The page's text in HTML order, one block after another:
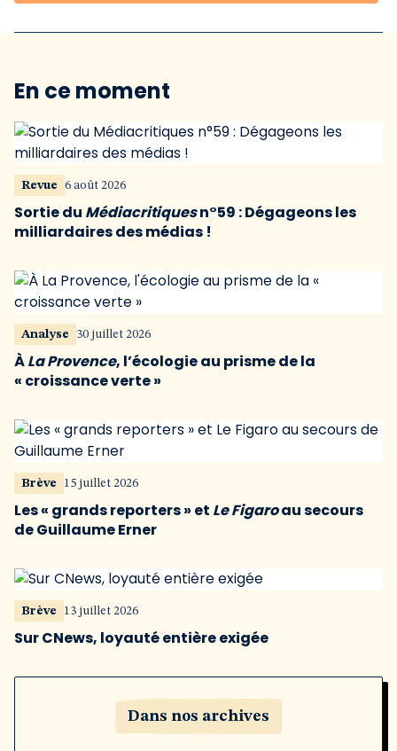
En ce moment
Revue 6 août 2026
Sortie du Médiacritiquesn°59 : Dégageons les
milliardaires des médias !
Analyse 30 juillet 2026
ÀLa Provence, l’écologie au prisme de la
« croissance verte »
Brève 15 juillet 2026
Les « grands reporters » et Le Figaroau secours
de Guillaume Erner
Brève 13 juillet 2026
Sur CNews, loyauté entière exigée
Dans nos archives